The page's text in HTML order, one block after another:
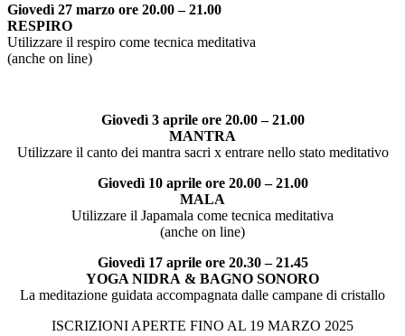
Giovedì 27 marzo ore 20.00 – 21.00
RESPIRO
Utilizzare il respiro come tecnica meditativa
(anche on line)
Giovedì 3 aprile ore 20.00 – 21.00
MANTRA
Utilizzare il canto dei mantra sacri x entrare nello stato meditativo
Giovedì 10 aprile ore 20.00 – 21.00
MALA
Utilizzare il Japamala come tecnica meditativa
(anche on line)
Giovedì 17 aprile ore 20.30 – 21.45
YOGA NIDRA & BAGNO SONORO
La meditazione guidata accompagnata dalle campane di cristallo
ISCRIZIONI APERTE FINO AL 19 MARZO 2025